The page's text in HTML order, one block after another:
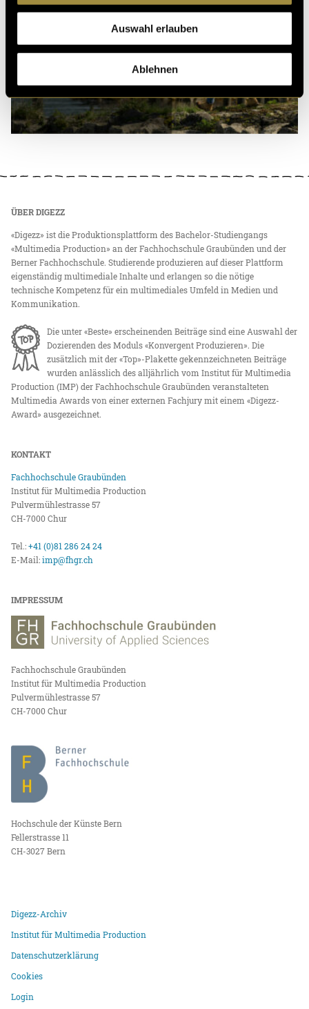
Auswahl erlauben
Ablehnen
ÜBER DIGEZZ
«Digezz» ist die Produktionsplattform des Bachelor-Studiengangs
«Multimedia Production» an der Fachhochschule Graubünden und der
Berner Fachhochschule. Studierende produzieren auf dieser Plattform
eigenständig multimediale Inhalte und erlangen so die nötige
technische Kompetenz für ein multimediales Umfeld in Medien und
Kommunikation.
Die unter «Beste» erscheinenden Beiträge sind eine Auswahl der
Dozierenden des Moduls «Konvergent Produzieren». Die
zusätzlich mit der «Top»-Plakette gekennzeichneten Beiträge
wurden anlässlich des alljährlich vom Institut für Multimedia
Production (IMP) der Fachhochschule Graubünden veranstalteten
Multimedia Awards von einer externen Fachjury mit einem «Digezz-
Award» ausgezeichnet.
KONTAKT
Fachhochschule Graubünden
Institut für Multimedia Production
Pulvermühlestrasse 57
CH-7000 Chur
Tel.:+41 (0)81 286 24 24
E-Mail:imp@fhgr.ch
IMPRESSUM
Fachhochschule Graubünden
Institut für Multimedia Production
Pulvermühlestrasse 57
CH-7000 Chur
Hochschule der Künste Bern
Fellerstrasse 11
CH-3027 Bern
Digezz-Archiv
Institut für Multimedia Production
Datenschutzerklärung
Cookies
Login